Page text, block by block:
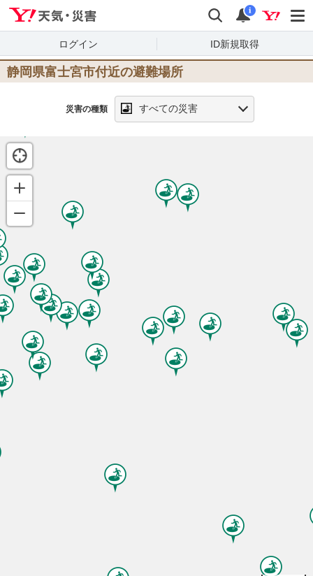
検索 通知
i
ログイン ID新規取得
静岡県富士宮市付近の避難場所
災害の種類 すべての災害